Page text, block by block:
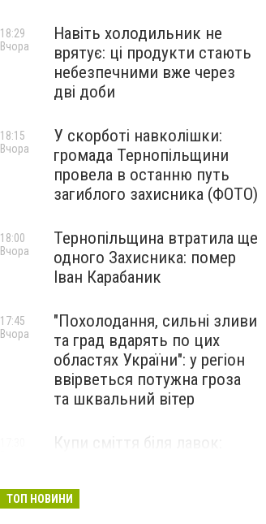
Навіть холодильник не
врятує: ці продукти стають
небезпечними вже через
дві доби
18:29
Вчора
У скорботі навколішки:
громада Тернопільщини
провела в останню путь
загиблого захисника (ФОТО)
18:15
Вчора
Тернопільщина втратила ще
одного Захисника: помер
Іван Карабаник
18:00
Вчора
"Похолодання, сильні зливи
та град вдарять по цих
областях України": у регіон
ввірветься потужна гроза
та шквальний вітер
17:45
Вчора
Купи сміття біля лавок:
побаченого у парку (ВІДЕО)
ТОП НОВИНИ